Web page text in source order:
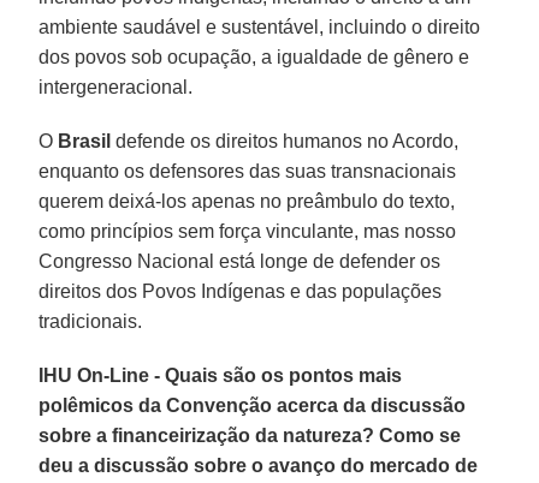
ambiente saudável e sustentável, incluindo o direito
dos povos sob ocupação, a igualdade de gênero e
intergeneracional.
O Brasil defende os direitos humanos no Acordo,
enquanto os defensores das suas transnacionais
querem deixá-los apenas no preâmbulo do texto,
como princípios sem força vinculante, mas nosso
Congresso Nacional está longe de defender os
direitos dos Povos Indígenas e das populações
tradicionais.
IHU On-Line - Quais são os pontos mais
polêmicos da Convenção acerca da discussão
sobre a financeirização da natureza? Como se
deu a discussão sobre o avanço do mercado de